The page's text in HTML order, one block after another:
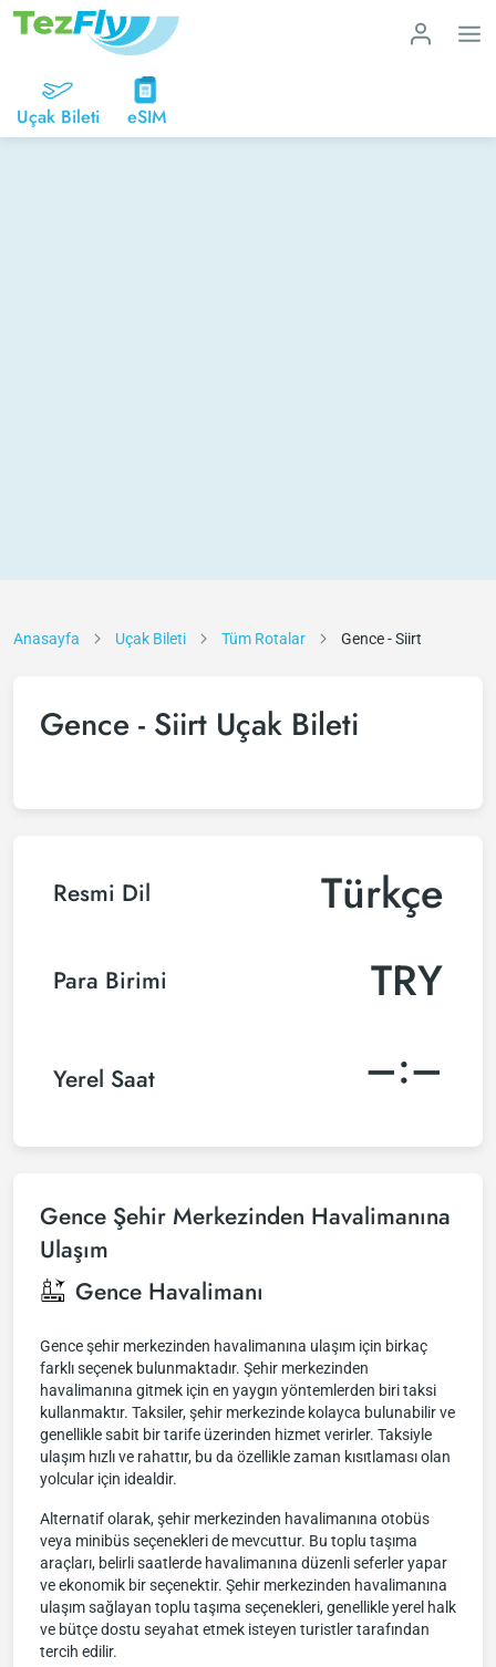
Uçak Bileti eSIM
Anasayfa Uçak Bileti Tüm Rotalar Gence - Siirt
Gence - Siirt Uçak Bileti
Resmi Dil Türkçe
Para Birimi TRY
Yerel Saat –:–
Gence Şehir Merkezinden Havalimanına
Ulaşım
Gence Havalimanı
Gence şehir merkezinden havalimanına ulaşım için birkaç
farklı seçenek bulunmaktadır. Şehir merkezinden
havalimanına gitmek için en yaygın yöntemlerden biri taksi
kullanmaktır. Taksiler, şehir merkezinde kolayca bulunabilir ve
genellikle sabit bir tarife üzerinden hizmet verirler. Taksiyle
ulaşım hızlı ve rahattır, bu da özellikle zaman kısıtlaması olan
yolcular için idealdir.
Alternatif olarak, şehir merkezinden havalimanına otobüs
veya minibüs seçenekleri de mevcuttur. Bu toplu taşıma
araçları, belirli saatlerde havalimanına düzenli seferler yapar
ve ekonomik bir seçenektir. Şehir merkezinden havalimanına
ulaşım sağlayan toplu taşıma seçenekleri, genellikle yerel halk
ve bütçe dostu seyahat etmek isteyen turistler tarafından
tercih edilir.